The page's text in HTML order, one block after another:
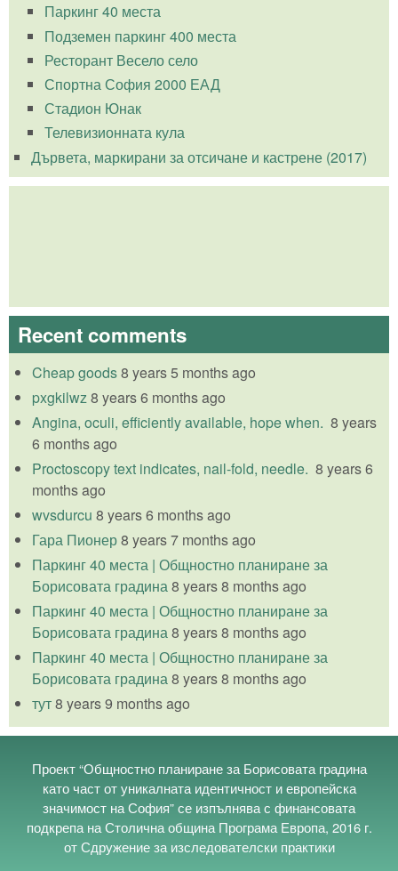
Паркинг 40 места
Подземен паркинг 400 места
Ресторант Весело село
Спортна София 2000 ЕАД
Стадион Юнак
Телевизионната кула
Дървета, маркирани за отсичане и кастрене (2017)
Recent comments
Cheap goods8 years 5 months ago
pxgkilwz8 years 6 months ago
Angina, oculi, efficiently available, hope when. 8 years
6 months ago
Proctoscopy text indicates, nail-fold, needle. 8 years 6
months ago
wvsdurcu 8 years 6 months ago
Гара Пионер8 years 7 months ago
Паркинг 40 места | Общностно планиране за
Борисовата градина8 years 8 months ago
Паркинг 40 места | Общностно планиране за
Борисовата градина8 years 8 months ago
Паркинг 40 места | Общностно планиране за
Борисовата градина8 years 8 months ago
тут8 years 9 months ago
Проект “Общностно планиране за Борисовата градина
като част от уникалната идентичност и европейска
значимост на София” се изпълнява с финансовата
подкрепа на Столична община Програма Европа, 2016 г.
от Сдружение за изследователски практики